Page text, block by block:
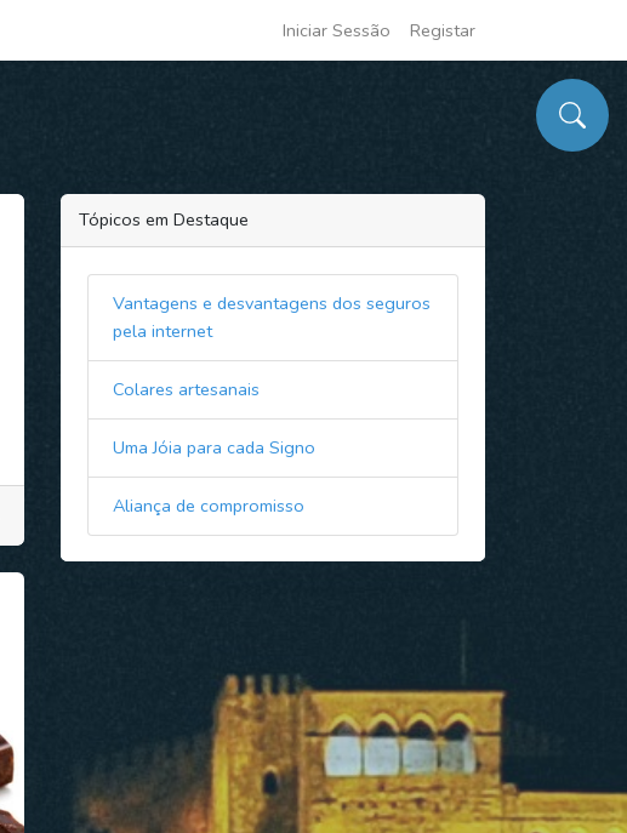
Iniciar Sessão Registar
Tópicos em Destaque
Vantagens e desvantagens dos seguros
pela internet
Colares artesanais
Uma Jóia para cada Signo
Aliança de compromisso